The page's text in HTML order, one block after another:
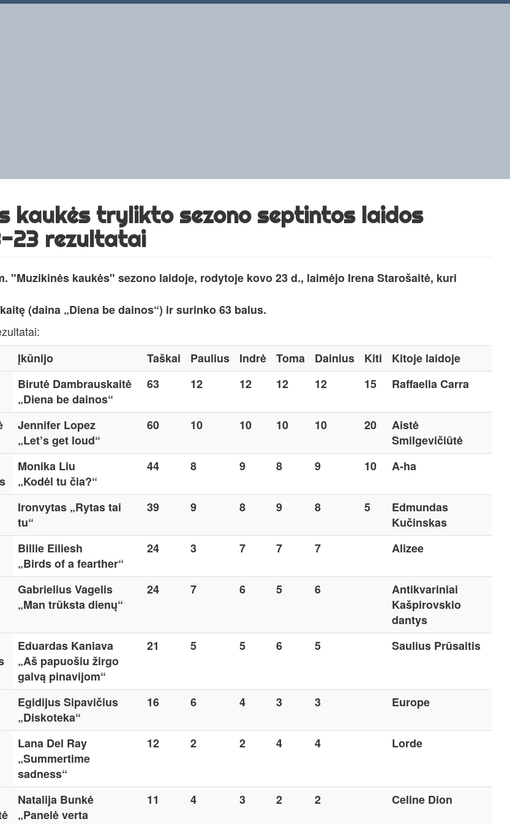
kaukės trylikto sezono septintos laidos
23 rezultatai
"Muzikinės kaukės" sezono laidoje, rodytoje kovo 23 d., laimėjo Irena Starošaitė, kuri
(daina „Diena be dainos“) ir surinko 63 balus.
Įkūnijo
Taškai Paulius Indrė Toma Dainius Kiti
Kitoje laidoje
Birutė Dambrauskaitė
„Diena be dainos“
63 12 12 12 12 15 Raffaella Carra
Jennifer Lopez
„Let’s get loud“
60 10 10 10 10 20
Aistė
Smilgevičiūtė
Monika Liu
„Kodėl tu čia?“
44 8 9 8 9 10 A-ha
Ironvytas „Rytas tai
tu“
39 9 8 9 8 5
Edmundas
Kučinskas
Billie Eiliesh
„Birds of a fearther“
24 3 7 7 7 Alizee
Gabrielius Vagelis
„Man trūksta dienų“
24 7 6 5 6
Antikvariniai
Kašpirovskio
dantys
Eduardas Kaniava
„Aš papuošiu žirgo
galvą pinavijom“
21 5 5 6 5 Saulius Prūsaitis
Egidijus Sipavičius
„Diskoteka“
16 6 4 3 3 Europe
Lana Del Ray
„Summertime
sadness“
12 2 2 4 4 Lorde
Natalija Bunkė
„Panelė verta
11 4 3 2 2 Celine Dion